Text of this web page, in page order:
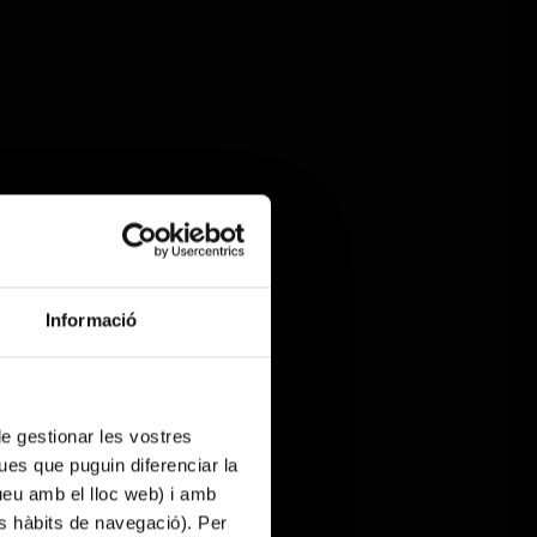
Informació
gestionar les vostres
que puguin diferenciar la
amb el lloc web) i amb
hàbits de navegació). Per